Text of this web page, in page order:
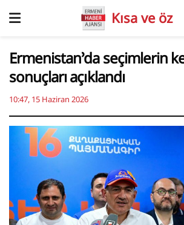
Kısa ve öz
Ermenistan’da seçimlerin
sonuçları açıklandı
10:47, 15 Haziran 2026